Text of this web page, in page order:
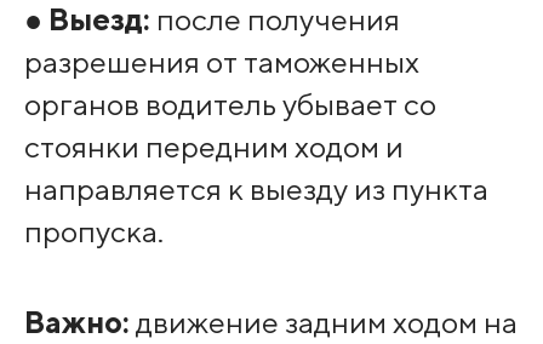
● Выезд: после получения
разрешения от таможенных
органов водитель убывает со
стоянки передним ходом и
направляется к выезду из пункта
пропуска.
Важно: движение задним ходом на